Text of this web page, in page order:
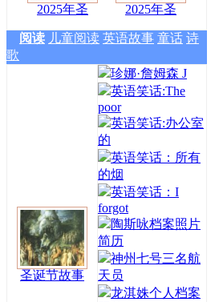
2025年圣 2025年圣
阅读 儿童阅读 英语故事 童话 诗
歌
圣诞节故事
珍娜·詹姆森 J
英语笑话:The
poor
英语笑话:办公室
的
英语笑话：所有
的烟
英语笑话：I
forgot
陶斯咏档案照片
简历
神州七号三名航
天员
龙淇姝个人档案